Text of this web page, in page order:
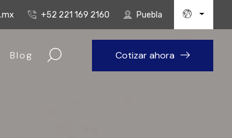
+52 221 169 2160 Puebla
Blog Cotizar ahora